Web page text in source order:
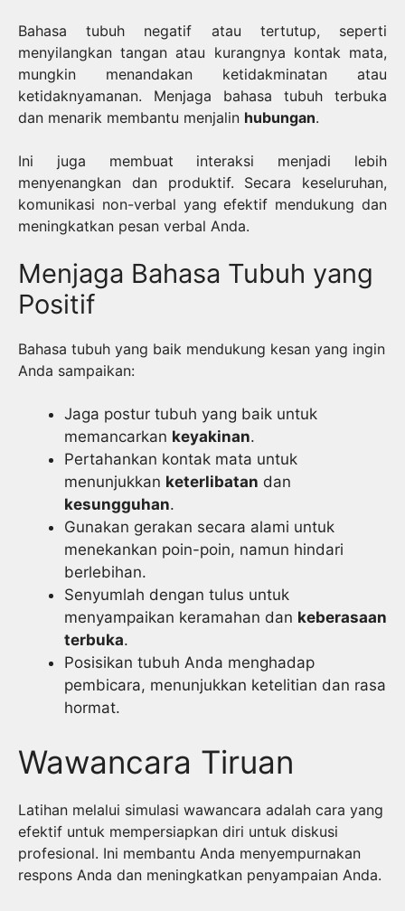
Bahasa tubuh negatif atau tertutup, seperti
menyilangkan tangan atau kurangnya kontak mata,
mungkin menandakan ketidakminatan atau
ketidaknyamanan. Menjaga bahasa tubuh terbuka
dan menarik membantu menjalin hubungan.
Ini juga membuat interaksi menjadi lebih
menyenangkan dan produktif. Secara keseluruhan,
komunikasi non-verbal yang efektif mendukung dan
meningkatkan pesan verbal Anda.
Menjaga Bahasa Tubuh yang
Positif
Bahasa tubuh yang baik mendukung kesan yang ingin
Anda sampaikan:
Jaga postur tubuh yang baik untuk
memancarkan keyakinan.
Pertahankan kontak mata untuk
menunjukkan keterlibatan dan
kesungguhan.
Gunakan gerakan secara alami untuk
menekankan poin-poin, namun hindari
berlebihan.
Senyumlah dengan tulus untuk
menyampaikan keramahan dan keberasaan
terbuka.
Posisikan tubuh Anda menghadap
pembicara, menunjukkan ketelitian dan rasa
hormat.
Wawancara Tiruan
Latihan melalui simulasi wawancara adalah cara yang
efektif untuk mempersiapkan diri untuk diskusi
profesional. Ini membantu Anda menyempurnakan
respons Anda dan meningkatkan penyampaian Anda.